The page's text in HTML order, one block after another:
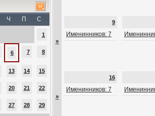
Ч П С
1
6 7 8
13 14 15
20 21 22
27 28 29
»
9
Именинников: 7
»
16
Именинников: 7